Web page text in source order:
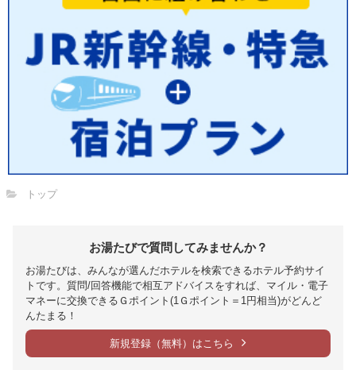
トップ
お湯たびで質問してみませんか？
お湯たびは、みんなが選んだホテルを検索できるホテル予約サイ
トです。質問/回答機能で相互アドバイスをすれば、マイル・電子
マネーに交換できるＧポイント(1Ｇポイント＝1円相当)がどんど
んたまる！
新規登録（無料）はこちら